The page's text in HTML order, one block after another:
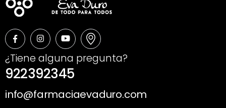
¿Tiene alguna pregunta?
922392345
info@farmaciaevaduro.com